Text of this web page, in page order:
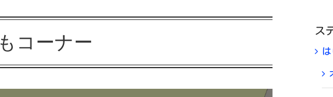
コーナー
ス